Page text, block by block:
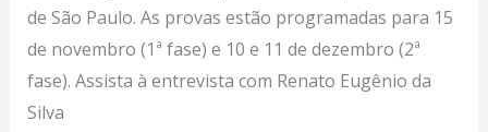
de São Paulo. As provas estão programadas para 15
de novembro (1ª fase) e 10 e 11 de dezembro (2ª
fase). Assista à entrevista com Renato Eugênio da
Silva